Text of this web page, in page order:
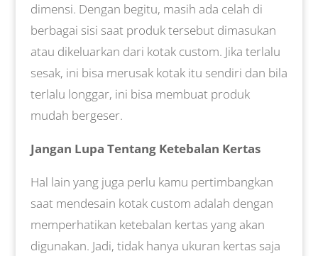
dimensi. Dengan begitu, masih ada celah di
berbagai sisi saat produk tersebut dimasukan
atau dikeluarkan dari kotak custom. Jika terlalu
sesak, ini bisa merusak kotak itu sendiri dan bila
terlalu longgar, ini bisa membuat produk
mudah bergeser.
Jangan Lupa Tentang Ketebalan Kertas
Hal lain yang juga perlu kamu pertimbangkan
saat mendesain kotak custom adalah dengan
memperhatikan ketebalan kertas yang akan
digunakan. Jadi, tidak hanya ukuran kertas saja